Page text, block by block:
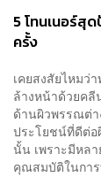
5 โทนเนอร์สุ
ครั้ง
เคยสงสัยไหมว่
ล้างหน้าด้วยคลี
ด้านผิวพรรณต่า
ประโยชน์ที่ดีต่อ
นั้น เพราะมีหล
คุณสมบัติในกา